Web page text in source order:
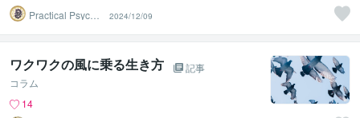
Practical Psycho
2024/12/09
ワクワクの風に乗る生き方
記事
コラム
14